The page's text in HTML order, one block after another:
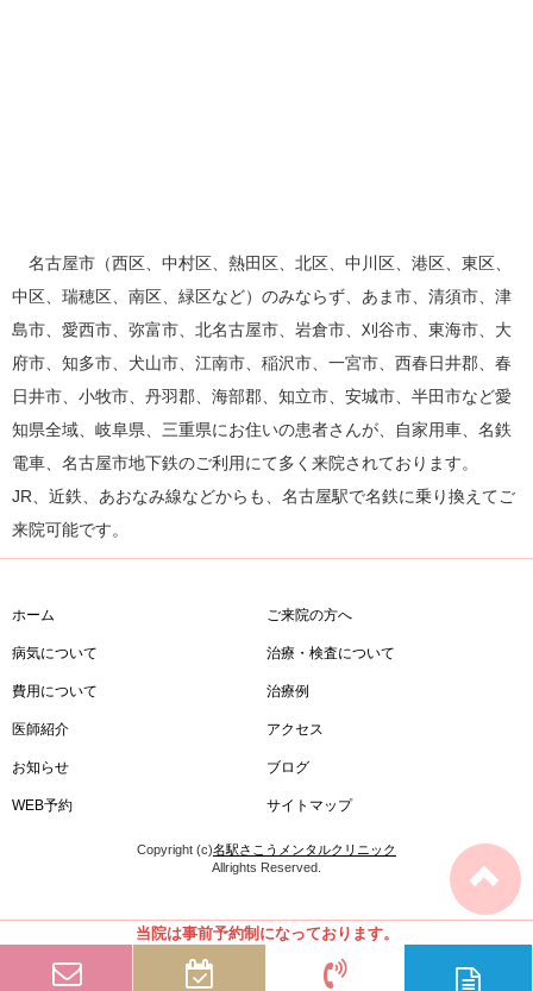
名古屋市（西区、中村区、熱田区、北区、中川区、港区、東区、
中区、瑞穂区、南区、緑区など）のみならず、あま市、清須市、津
島市、愛西市、弥富市、北名古屋市、岩倉市、刈谷市、東海市、大
府市、知多市、犬山市、江南市、稲沢市、一宮市、西春日井郡、春
日井市、小牧市、丹羽郡、海部郡、知立市、安城市、半田市など愛
知県全域、岐阜県、三重県にお住いの患者さんが、自家用車、名鉄
電車、名古屋市地下鉄のご利用にて多く来院されております。
JR、近鉄、あおなみ線などからも、名古屋駅で名鉄に乗り換えてご
来院可能です。
ホーム ご来院の方へ
病気について 治療・検査について
費用について 治療例
医師紹介 アクセス
お知らせ ブログ
WEB予約 サイトマップ
当院は事前予約制になっております。
Copyright (c)名駅さこうメンタルクリニック
Allrights Reserved.